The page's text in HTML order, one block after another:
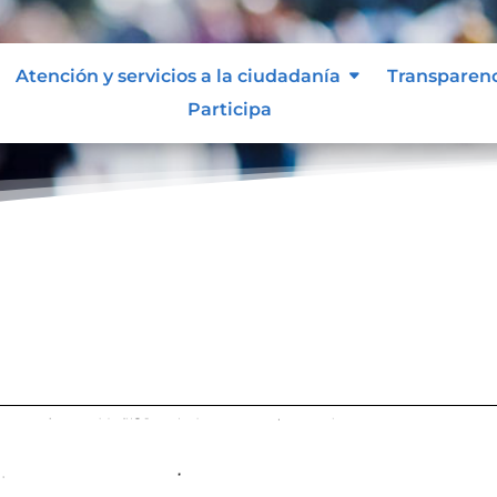
Atención y servicios a la ciudadanía
Participa